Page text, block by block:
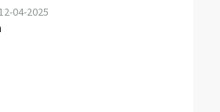
04-2025